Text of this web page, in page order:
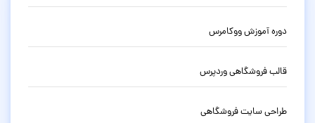
دوره آموزش ووکامرس
قالب فروشگاهی وردپرس
طراحی سایت فروشگاهی